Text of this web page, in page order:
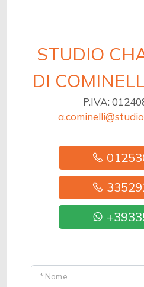
STUDIO
DI
P.IVA:
* Nome